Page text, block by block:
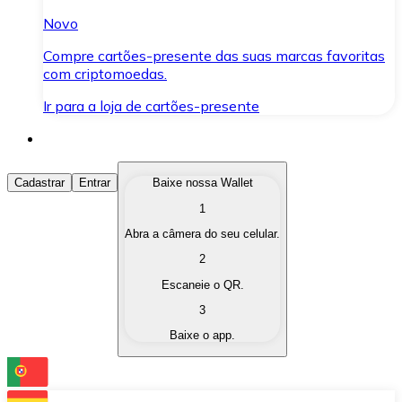
Novo
Compre cartões-presente das suas marcas favoritas
com criptomoedas.
Ir para a loja de cartões-presente
Comprar Criptomoedas
Compre as criptomoedas de seu interesse de forma
Converta suas criptomoedas em moeda fiduciária
Troque uma criptomoeda por outra
Cadastrar Entrar
Baixe nossa Wallet
1
Abra a câmera do seu celular.
2
Escaneie o QR.
3
Baixe o app.